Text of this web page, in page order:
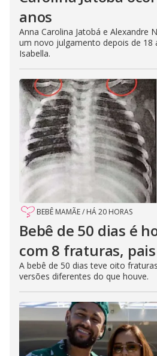
anos
Anna Carolina Jatobá e Alexandre
um novo julgamento depois de 18
Isabella.
BEBÊ MAMÃE/ HÁ 20 HORAS
Bebê de 50 dias é
com 8 fraturas,
A bebê de 50 dias teve oito
versões diferentes do que houve.